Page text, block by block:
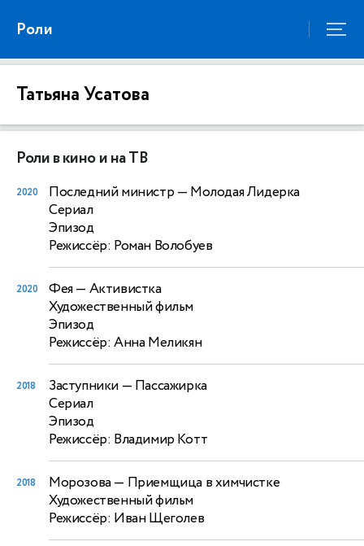
Роли
Татьяна Усатова
Роли в кино и на ТВ
2020 Последний министр — Молодая Лидерка
Сериал
Эпизод
Режиссёр: Роман Волобуев
2020 Фея— Активистка
Художественный фильм
Эпизод
Режиссёр: Анна Меликян
2018 Заступники — Пассажирка
Сериал
Эпизод
Режиссёр: Владимир Котт
2018 Морозова— Приемщица в химчистке
Художественный фильм
Режиссёр: Иван Щеголев